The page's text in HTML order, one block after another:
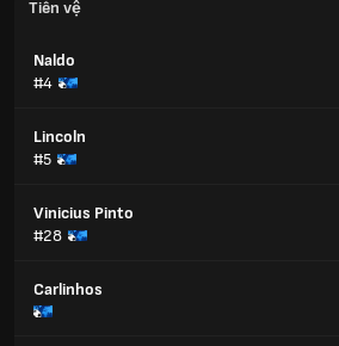
Tiền vệ
Naldo
#4
Lincoln
#5
Vinicius Pinto
#28
Carlinhos